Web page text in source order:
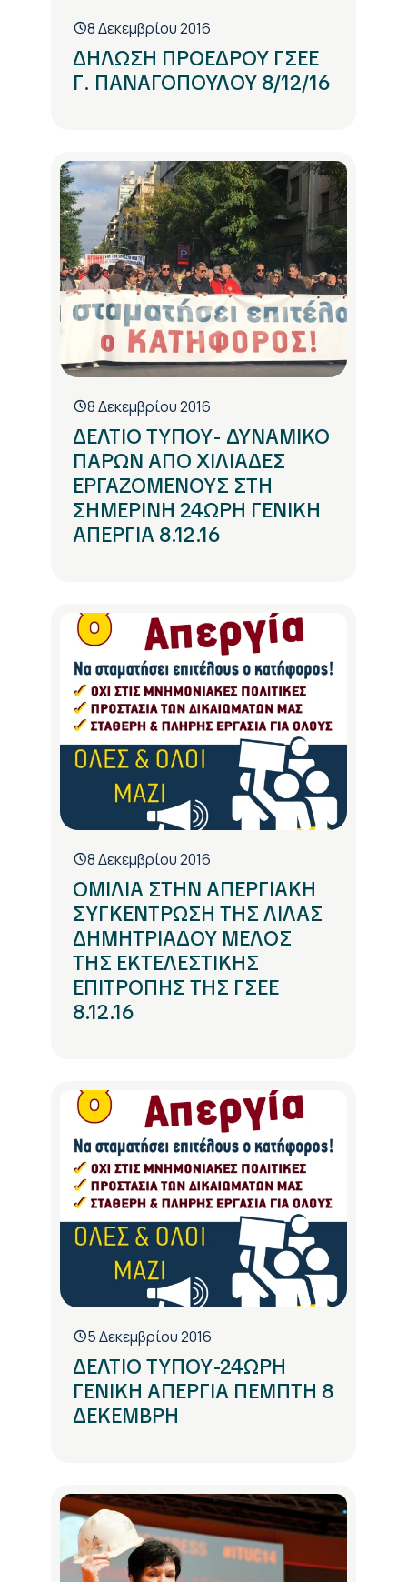
8 Δεκεμβρίου 2016
ΔΗΛΩΣΗ ΠΡΟΕΔΡΟΥ ΓΣΕΕ
Γ. ΠΑΝΑΓΟΠΟΥΛΟΥ 8/12/16
8 Δεκεμβρίου 2016
ΔΕΛΤΙΟ ΤΥΠΟΥ- ΔΥΝΑΜΙΚΟ
ΠΑΡΩΝ ΑΠΟ ΧΙΛΙΑΔΕΣ
ΕΡΓΑΖΟΜΕΝΟΥΣ ΣΤΗ
ΣΗΜΕΡΙΝΗ 24ΩΡΗ ΓΕΝΙΚΗ
ΑΠΕΡΓΙΑ 8.12.16
8 Δεκεμβρίου 2016
ΟΜΙΛΙΑ ΣΤΗΝ ΑΠΕΡΓΙΑΚΗ
ΣΥΓΚΕΝΤΡΩΣΗ ΤΗΣ ΛΙΛΑΣ
ΔΗΜΗΤΡΙΑΔΟΥ ΜΕΛΟΣ
ΤΗΣ ΕΚΤΕΛΕΣΤΙΚΗΣ
ΕΠΙΤΡΟΠΗΣ ΤΗΣ ΓΣΕΕ
8.12.16
5 Δεκεμβρίου 2016
ΔΕΛΤΙΟ ΤΥΠΟΥ-24ΩΡΗ
ΓΕΝΙΚΗ ΑΠΕΡΓΙΑ ΠΕΜΠΤΗ 8
ΔΕΚΕΜΒΡΗ